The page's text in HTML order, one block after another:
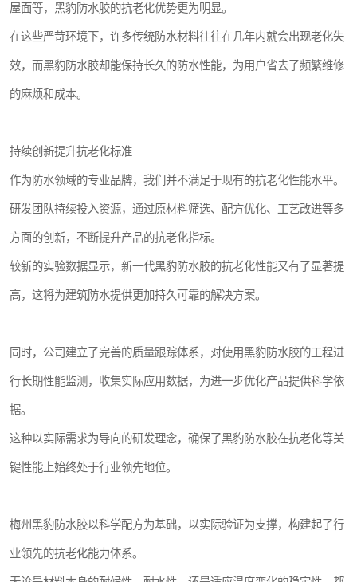
屋面等，黑豹防水胶的抗老化优势更为明显。
在这些严苛环境下，许多传统防水材料往往在几年内就会出现老化失
效，而黑豹防水胶却能保持长久的防水性能，为用户省去了频繁维修
的麻烦和成本。
持续创新提升抗老化标准
作为防水领域的专业品牌，我们并不满足于现有的抗老化性能水平。
研发团队持续投入资源，通过原材料筛选、配方优化、工艺改进等多
方面的创新，不断提升产品的抗老化指标。
较新的实验数据显示，新一代黑豹防水胶的抗老化性能又有了显著提
高，这将为建筑防水提供更加持久可靠的解决方案。
同时，公司建立了完善的质量跟踪体系，对使用黑豹防水胶的工程进
行长期性能监测，收集实际应用数据，为进一步优化产品提供科学依
据。
这种以实际需求为导向的研发理念，确保了黑豹防水胶在抗老化等关
键性能上始终处于行业领先地位。
梅州黑豹防水胶以科学配方为基础，以实际验证为支撑，构建起了行
业领先的抗老化能力体系。